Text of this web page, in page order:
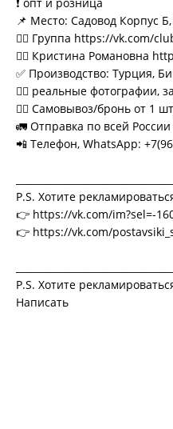
📌 Место: Садовод Корпус
👉🏼 Группа https://vk.com/
👉🏼 Кристина Романовна
✅ Производство: Турция,
👌🏻 реальные фотографии,
🚶‍♂ Самовывоз/бронь от 1
🚛 Отправка по всей
📲 Телефон, WhatsApp:
P.S. Хотите
👉 https://vk.com/im?sel=-
👉 https://vk.com/
P.S. Хотите
Написать